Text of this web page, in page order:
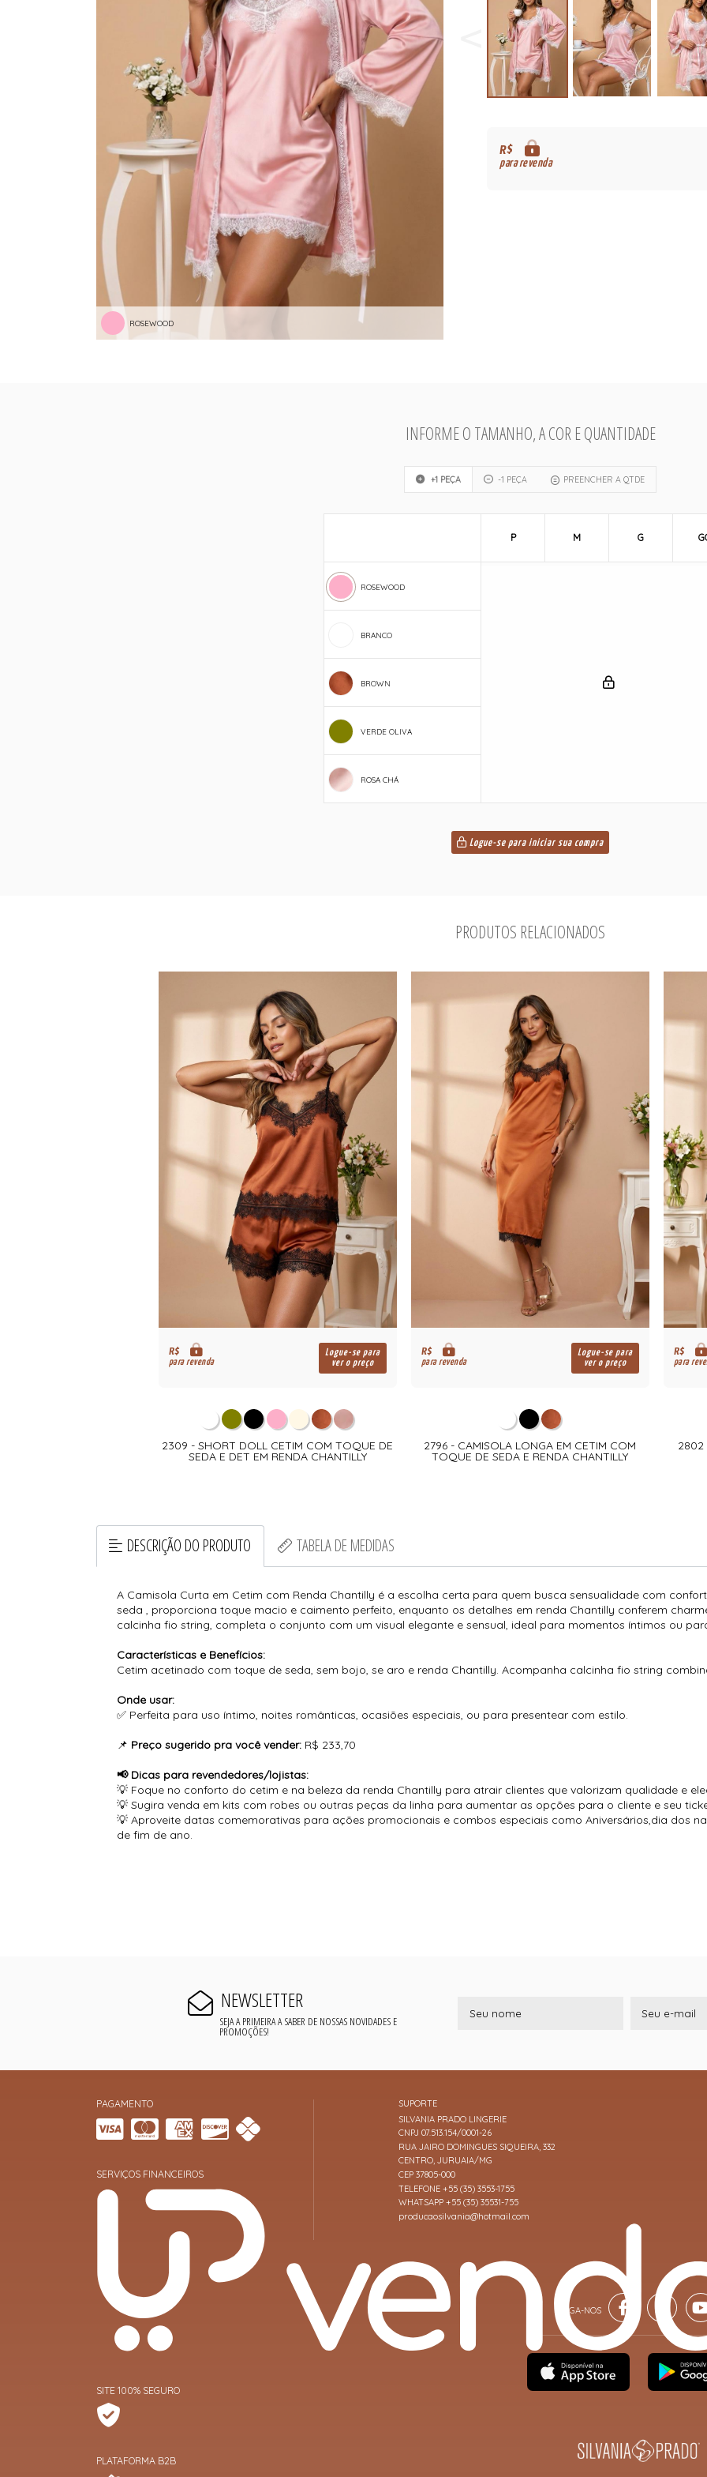
ROSEWOOD
R$
para revenda
INFORME O TAMANHO, A COR E QUANTIDADE
+1 PEÇA -1 PEÇA PREENCHER A QTDE
ROSEWOOD
BRANCO
BROWN
VERDE OLIVA
ROSA CHÁ
P M G
Logue-se para iniciar sua compra
PRODUTOS RELACIONADOS
R$
para revenda
Logue-se para
ver o preço
2309 - SHORT DOLL CETIM COM TOQUE DE
SEDA E DET EM RENDA CHANTILLY
R$
para revenda
Logue-se para
ver o preço
2796 - CAMISOLA LONGA EM CETIM COM
TOQUE DE SEDA E RENDA CHANTILLY
R$
para
2802
DESCRIÇÃO DO PRODUTO TABELA DE MEDIDAS
A Camisola Curta em Cetim com Renda Chantilly é a escolha certa para quem busca sensualidade com
seda , proporciona toque macio e caimento perfeito, enquanto os detalhes em renda Chantilly conferem
calcinha fio string, completa o conjunto com um visual elegante e sensual, ideal para momentos íntimos ou
Características e Benefícios:
Cetim acetinado com toque de seda, sem bojo, se aro e renda Chantilly. Acompanha calcinha fio string
Onde usar:
✅ Perfeita para uso íntimo, noites românticas, ocasiões especiais, ou para presentear com estilo.
📌 Preço sugerido pra você vender: R$ 233,70
📢 Dicas para revendedores/lojistas:
💡 Foque no conforto do cetim e na beleza da renda Chantilly para atrair clientes que valorizam qualidade e
💡 Sugira venda em kits com robes ou outras peças da linha para aumentar as opções para o cliente e seu
💡 Aproveite datas comemorativas para ações promocionais e combos especiais como Aniversários,dia dos
de fim de ano.
NEWSLETTER
SEJA A PRIMEIRA A SABER DE NOSSAS NOVIDADES E
PROMOÇÕES!
PAGAMENTO
SERVIÇOS FINANCEIROS
SITE 100% SEGURO
PLATAFORMA B2B
SUPORTE
SILVANIA PRADO LINGERIE
CNPJ 07.513.154/0001-26
RUA JAIRO DOMINGUES SIQUEIRA, 332
CENTRO, JURUAIA/MG
CEP 37805-000
TELEFONE +55 (35) 3553-1755
WHATSAPP +55 (35) 35531-755
producaosilvania@hotmail.com